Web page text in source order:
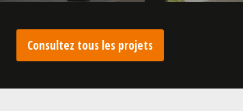
Consultez tous les projets